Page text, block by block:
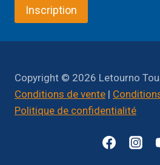
Inscription
Copyright © 2026 Letourno
Conditions de vente |
Politique de confidentialité